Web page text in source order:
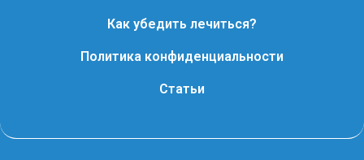
Как убедить лечиться?
Политика конфиденциальности
Статьи